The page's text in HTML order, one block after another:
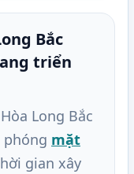
Bắc
triển
Long Bắc
mặt
gian xây